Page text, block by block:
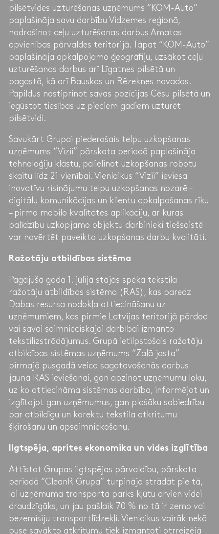
pilsētvides uzturēšanas uzņēmums “KOM-Auto”
paplašināja savu darbību Vidzemes reģionā,
nodrošinot ceļu uzturēšanas darbus Amatas
apvienības pārvaldes teritorijā. Tāpat “KOM-Auto”
paplašināja apkalpojamo ģeogrāfiju, uzsākot ceļu
uzturēšanas darbus arī Līgatnes pilsētā un
pagastā, kā arī Bauskas un Rēzeknes novados.
Papildus nostiprinot savas pozīcijas Cēsu pilsētā un
iegūstot tiesības uz pieciem gadiem uzturēt
pilsētvidi.
Savukārt Grupai piederošais telpu uzkopšanas
uzņēmums “Vizii” pārskata periodā paplašināja
tehnoloģiju klāstu, palielinot uzkopšanas robotu
skaitu līdz 21 vienībai. Vienlaikus “Vizii” ieviesa
inovatīvu risinājumu telpu uzkopšanas nozarē –
digitālu komunikācijas un klientu apkalpošanas rīku
– pirmo mobilo kvalitātes aplikāciju, ar kuras
palīdzību uzkopjamo objektu darbinieki tiešsaistē
var novērtēt paveikto uzkopšanas darbu kvalitāti.
Ražotāju atbildības sistēma
Pagājušā gada 1. jūlijā stājās spēkā tekstila
ražotāju atbildības sistēma (RAS), kas paredz
Dabas resursa nodokļa attiecināšanu uz
uzņēmumiem, kas pirmie Latvijas teritorijā pārdod
vai savai saimnieciskajai darbībai izmanto
tekstilizstrādājumus. Grupā ietilpstošais ražotāju
atbildības sistēmas uzņēmums “Zaļā josta”
pirmajā pusgadā veica sagatavošanās darbus
jaunā RAS ieviešanai, gan apzinot uzņēmumu loku,
uz ko attiecināma sistēmas darbība, informējot un
izglītojot gan uzņēmumus, gan plašāku sabiedrību
par atbildīgu un korektu tekstila atkritumu
šķirošanu un apsaimniekošanu.
Ilgtspēja, aprites ekonomika un vides izglītība
Attīstot Grupas ilgtspējas pārvaldību, pārskata
periodā “CleanR Grupa” turpināja strādāt pie tā,
lai uzņēmuma transporta parks kļūtu arvien videi
draudzīgāks, un jau pašlaik 70 % no tā ir zemo vai
bezemisiju transportlīdzekļi. Vienlaikus vairāk nekā
puse savākto atkritumu tiek izmantoti otrreizējā